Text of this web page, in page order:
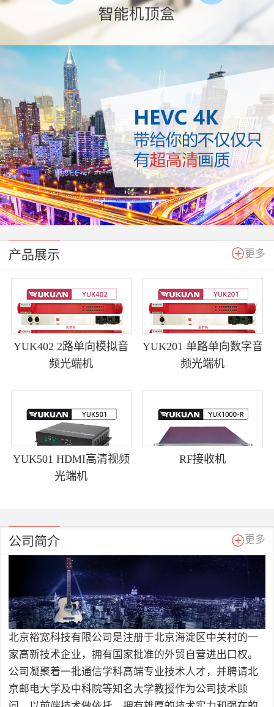
产品展示 更多
YUK402 2路单向模拟音
频光端机
YUK201 单路单向数字音
频光端机
YUK501 HDMI高清视频
光端机
RF接收机
公司简介 更多
北京裕宽科技有限公司是注册于北京海淀区中关村的一
家高新技术企业，拥有国家批准的外贸自营进出口权。
公司凝聚着一批通信学科高端专业技术人才，并聘请北
京邮电大学及中科院等知名大学教授作为公司技术顾